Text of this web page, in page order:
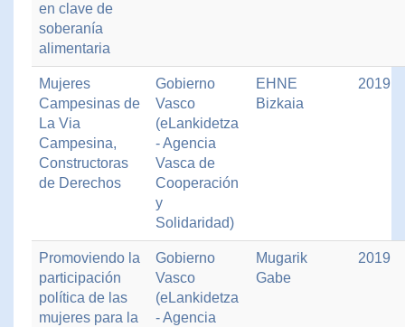
en clave de
soberanía
alimentaria
Mujeres
Campesinas de
La Via
Campesina,
Constructoras
de Derechos
Gobierno
Vasco
(eLankidetza
- Agencia
Vasca de
Cooperación
y
Solidaridad)
EHNE
Bizkaia
2019
Promoviendo la
participación
política de las
mujeres para la
Gobierno
Vasco
(eLankidetza
- Agencia
Mugarik
Gabe
2019